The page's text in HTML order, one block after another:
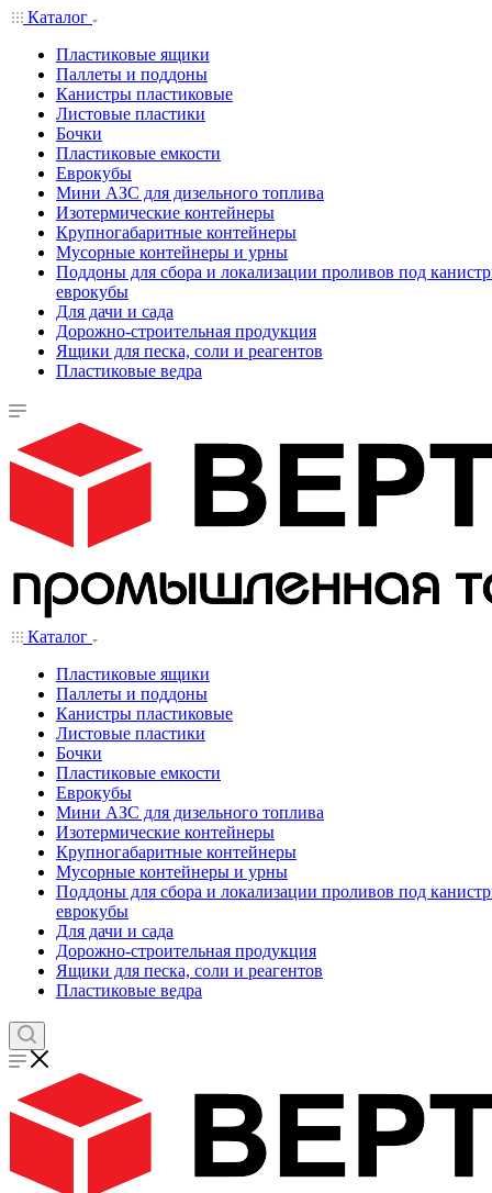
Каталог
Пластиковые ящики
Паллеты и поддоны
Канистры пластиковые
Листовые пластики
Бочки
Пластиковые емкости
Еврокубы
Мини АЗС для дизельного топлива
Изотермические контейнеры
Крупногабаритные контейнеры
Мусорные контейнеры и урны
Поддоны для сбора и локализации проливов под
еврокубы
Для дачи и сада
Дорожно-строительная продукция
Ящики для песка, соли и реагентов
Пластиковые ведра
Каталог
Пластиковые ящики
Паллеты и поддоны
Канистры пластиковые
Листовые пластики
Бочки
Пластиковые емкости
Еврокубы
Мини АЗС для дизельного топлива
Изотермические контейнеры
Крупногабаритные контейнеры
Мусорные контейнеры и урны
Поддоны для сбора и локализации проливов под
еврокубы
Для дачи и сада
Дорожно-строительная продукция
Ящики для песка, соли и реагентов
Пластиковые ведра